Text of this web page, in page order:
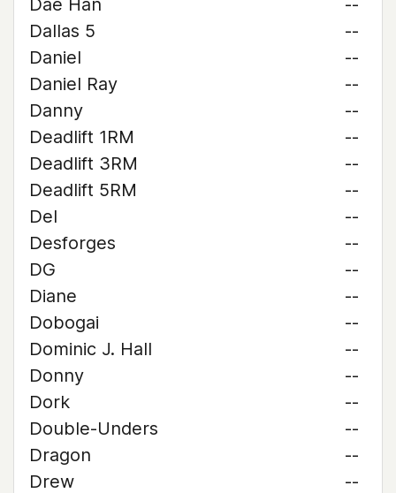
Dae Han
--
Dallas 5
--
Daniel
--
Daniel Ray
--
Danny
--
Deadlift 1RM
--
Deadlift 3RM
--
Deadlift 5RM
--
Del
--
Desforges
--
DG
--
Diane
--
Dobogai
--
Dominic J. Hall
--
Donny
--
Dork
--
Double-Unders
--
Dragon
--
Drew
--